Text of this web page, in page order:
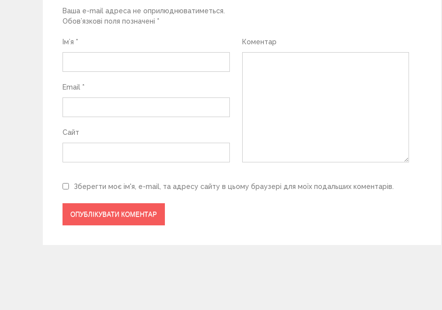
и
с
і
в
Ваша e-mail адреса не оприлюднюватиметься.
Обов’язкові поля позначені *
Коментар
Ім’я *
Email *
Сайт
Зберегти моє ім'я, e-mail, та адресу сайту в цьому браузері для моїх подальших коментарів.